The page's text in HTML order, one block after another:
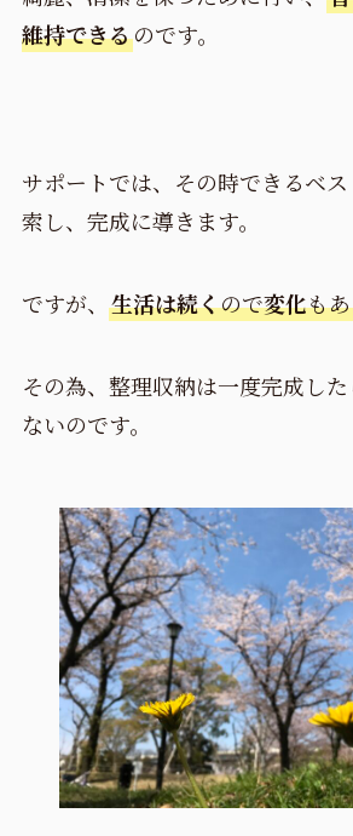
維持できるのです。
サポートでは、その時できるベ
索し、完成に導きます。
ですが、 生活は続くので変化も
その為、整理収納は一度完成し
ないのです。